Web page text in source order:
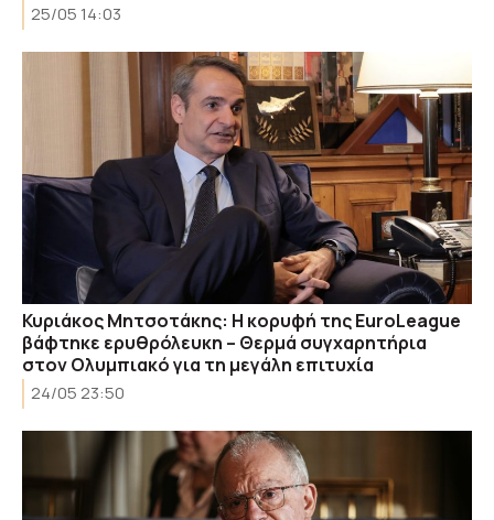
25/05 14:03
Κυριάκος Μητσοτάκης: Η κορυφή της EuroLeague
βάφτηκε ερυθρόλευκη – Θερμά συγχαρητήρια
στον Ολυμπιακό για τη μεγάλη επιτυχία
24/05 23:50